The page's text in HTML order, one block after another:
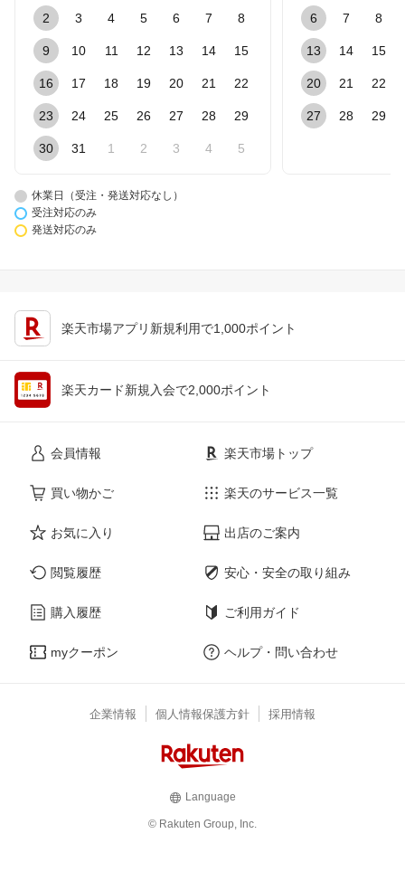
2 3 4 5 6 7 8
9 10 11 12 13 14 15
16 17 18 19 20 21 22
23 24 25 26 27 28 29
30 31 1 2 3 4 5
6 7 8
13 14 15
20 21 22
27 28 29
休業日（受注・発送対応なし）
受注対応のみ
発送対応のみ
楽天市場アプリ新規利用で1,000ポイント
楽天カード新規入会で2,000ポイント
会員情報
買い物かご
お気に入り
閲覧履歴
購入履歴
myクーポン
楽天市場トップ
楽天のサービス一覧
出店のご案内
安心・安全の取り組み
ご利用ガイド
ヘルプ・問い合わせ
企業情報 個人情報保護方針 採用情報
Language
© Rakuten Group, Inc.